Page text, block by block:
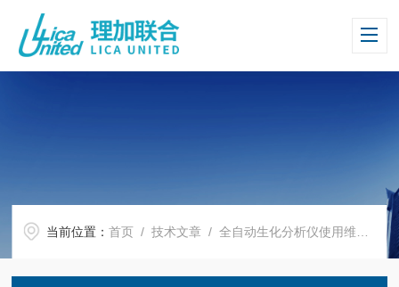
当前位置：首页 /技术文章 / 全自动生化分析仪使用维护及心得体会